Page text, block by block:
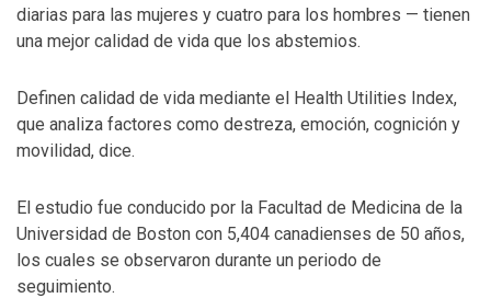
diarias para las mujeres y cuatro para los hombres — tienen
una mejor calidad de vida que los abstemios.
Definen calidad de vida mediante el Health Utilities Index,
que analiza factores como destreza, emoción, cognición y
movilidad, dice.
El estudio fue conducido por la Facultad de Medicina de la
Universidad de Boston con 5,404 canadienses de 50 años,
los cuales se observaron durante un periodo de
seguimiento.